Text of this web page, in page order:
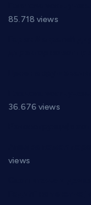
85.718 views
36.676 views
views